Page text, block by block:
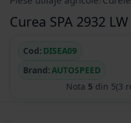
Curea SPA 2932
Cod: DISEA09
Brand:AUTOSPEED
Nota 5 din 5(3